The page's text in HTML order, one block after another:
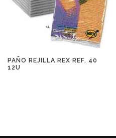
PAÑO REJILLA REX REF. 40
12U